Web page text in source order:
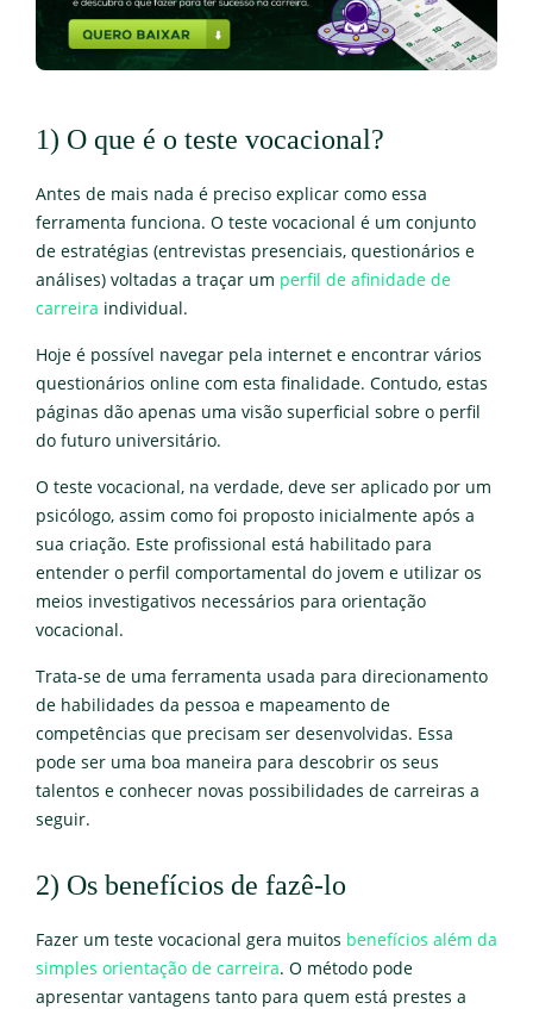
1) O que é o teste vocacional?
Antes de mais nada é preciso explicar como essa
ferramenta funciona. O teste vocacional é um conjunto
de estratégias (entrevistas presenciais, questionários e
análises) voltadas a traçar um perfil de afinidade de
carreira individual.
Hoje é possível navegar pela internet e encontrar vários
questionários online com esta finalidade. Contudo, estas
páginas dão apenas uma visão superficial sobre o perfil
do futuro universitário.
O teste vocacional, na verdade, deve ser aplicado por um
psicólogo, assim como foi proposto inicialmente após a
sua criação. Este profissional está habilitado para
entender o perfil comportamental do jovem e utilizar os
meios investigativos necessários para orientação
vocacional.
Trata-se de uma ferramenta usada para direcionamento
de habilidades da pessoa e mapeamento de
competências que precisam ser desenvolvidas. Essa
pode ser uma boa maneira para descobrir os seus
talentos e conhecer novas possibilidades de carreiras a
seguir.
2) Os benefícios de fazê-lo
Fazer um teste vocacional gera muitos benefícios além da
simples orientação de carreira. O método pode
apresentar vantagens tanto para quem está prestes a